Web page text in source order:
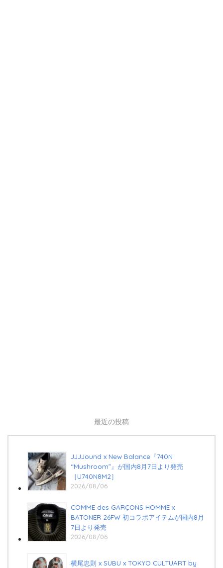
最近の投稿
JJJJound x New Balance『740N
“Mushroom”』が国内8月7日より発売
［U740N8M2］
2026/08/06
COMME des GARÇONS HOMME x
BATONER 26FW 初コラボアイテムが国内8月
7日より発売
2026/08/06
横尾忠則 x SUBU x TOKYO CULTUART by